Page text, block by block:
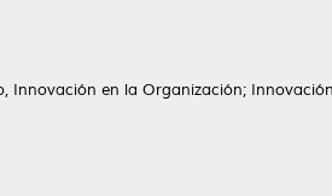
Innovación en la Organización;